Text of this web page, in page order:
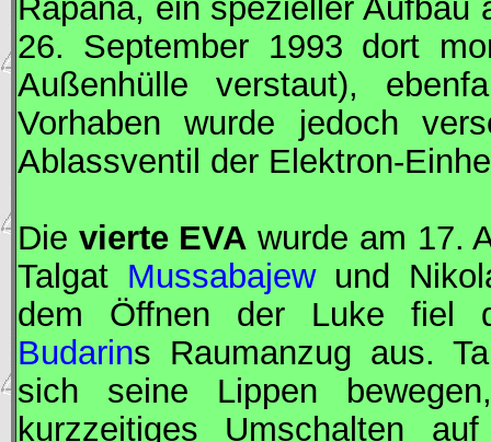
Rapana, ein spezieller
26. September 1993 dort
Außenhülle verstaut),
Vorhaben wurde jedoch
Ablassventil der Elektron-
Die vierte EVA wurde am 17.
Talgat Mussabajewund
dem Öffnen der Luke fiel
Budarins Raumanzug aus.
sich seine Lippen
kurzzeitiges Umschalten